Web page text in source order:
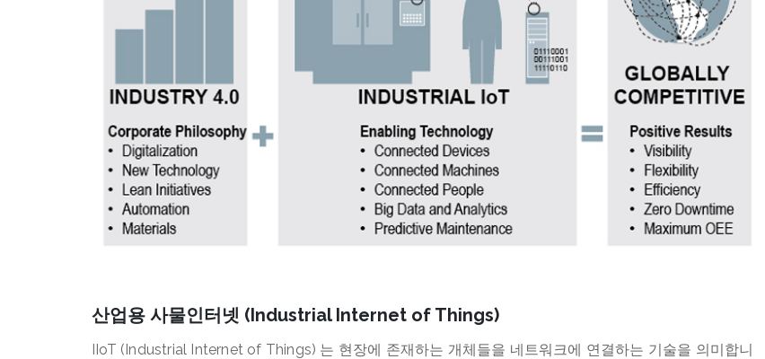
산업용 사물인터넷 (Industrial Internet of Things)
IIoT (Industrial Internet of Things) 는 현장에 존재하는 개체들을 네트워크에 연결하는 기술을 의미합니